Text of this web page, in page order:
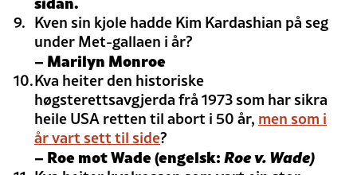
Kven sin kjole hadde Kim Kardashian på seg
under Met-gallaen i år?
– Marilyn Monroe
Kva heiter den historiske
høgsterettsavgjerda frå 1973 som har sikra
heile USA retten til abort i 50 år, men som i
år vart sett til side?
– Roe mot Wade(engelsk:Roe v. Wade)